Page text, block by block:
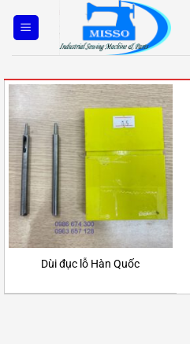
Dùi đục lỗ Hàn Quốc